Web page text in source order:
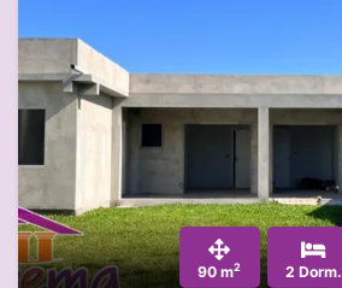
90 m2 2 Dorm.